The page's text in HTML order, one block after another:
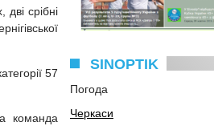
срібні
57
команда
SINOPTIK
Погода
Черкаси